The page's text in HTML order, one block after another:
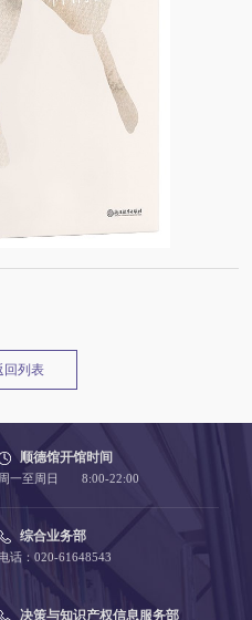
回列表
顺德馆开馆时间
周一至周日 8:00-22:00
综合业务部
话：020-61648543
决策与知识产权信息服务部